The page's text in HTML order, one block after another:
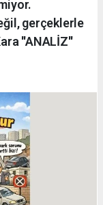
gerçeklerle
''ANALİZ''